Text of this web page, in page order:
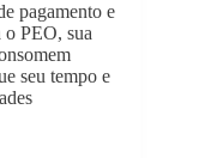
pagamento e
o PEO, sua
seu tempo e